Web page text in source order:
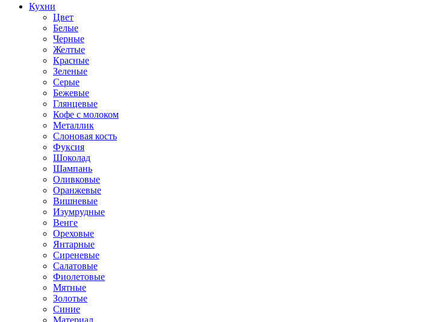
Кухни
Цвет
Белые
Черные
Желтые
Красные
Зеленые
Серые
Бежевые
Глянцевые
Кофе с молоком
Металлик
Слоновая кость
Фуксия
Шоколад
Шампань
Оливковые
Оранжевые
Вишневые
Изумрудные
Венге
Ореховые
Янтарные
Сиреневые
Салатовые
Фиолетовые
Мятные
Золотые
Синие
Материал